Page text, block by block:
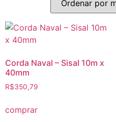
Corda Naval – Sisal 10m x
40mm
R$350,79
comprar